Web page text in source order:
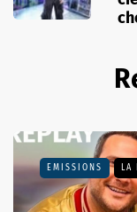
EMISSIONS LA